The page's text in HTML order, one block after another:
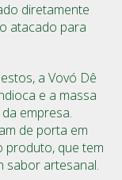
diretamente
atacado para
a Vovó Dê
e a massa
empresa.
de porta em
que tem
sabor artesanal.